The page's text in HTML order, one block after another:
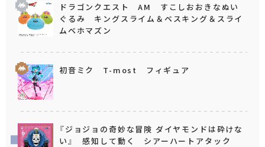
ドラゴンクエスト AM すこしおおきなぬい
ぐるみ キングスライム＆ベスキング＆スライ
ムベホマズン
初音ミク T-most フィギュア
『ジョジョの奇妙な冒険 ダイヤモンドは砕けな
い』 感知して動く シアーハートアタック